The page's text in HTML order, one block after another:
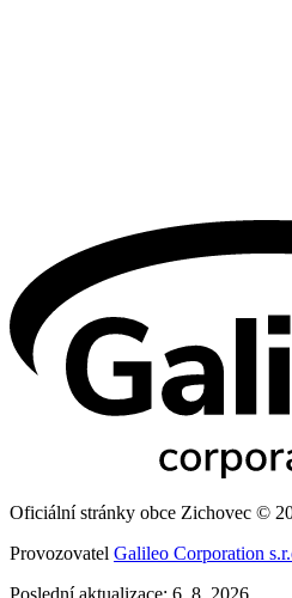
Oficiální stránky obce Zichovec ©
Provozovatel Galileo Corporation
Poslední aktualizace: 6. 8. 2026